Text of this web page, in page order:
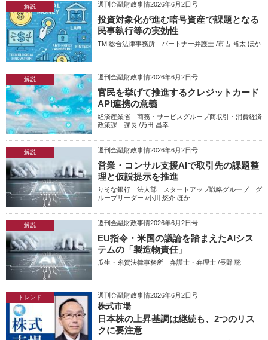
解説 週刊金融財政事情2026年6月2日号
投資対象化が進む暗号資産で課題となる
民事執行等の実効性
TMI総合法律事務所 パートナー弁護士 /市古 裕太 ほか
解説 週刊金融財政事情2026年6月2日号
官民を挙げて推進するクレジットカード
API連携の意義
経済産業省 商務・サービスグループ商取引・消費経済
政策課 課長 /乃田 昌幸
解説 週刊金融財政事情2026年6月2日号
営業・コンサル支援AIで取引先の課題整
理と仮説提示を推進
りそな銀行 法人部 スタートアップ戦略グループ グ
ループリーダー /小川 悠介 ほか
解説 週刊金融財政事情2026年6月2日号
EU指令・米国の議論を踏まえたAIシス
テムの「製造物責任」
瓜生・糸賀法律事務所 弁護士・弁理士 /長野 聡
トレンド 週刊金融財政事情2026年6月2日号
株式市場
日本株の上昇基調は継続も、2つのリス
クに要注意